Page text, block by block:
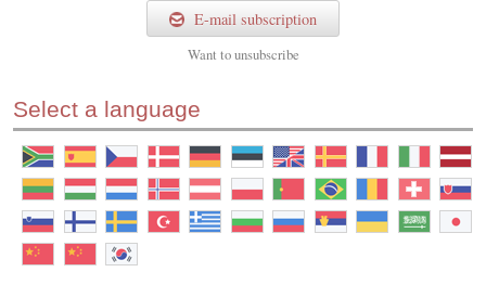
E-mail subscription
Want tounsubscribe
Select a language